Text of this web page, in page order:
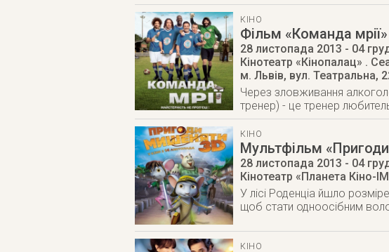
КІНО
Фільм «Команда мрії»
28 листопада 2013 - 04
Кінотеатр «Кінопалац» .
м. Львів, вул. Театральна,
Через зловживання
тренер) - це тренер
КІНО
Мультфільм
28 листопада 2013 - 04
Кінотеатр «Планета Кіно-
У лісі Роденціа йшло
щоб стати одноосібним
КІНО